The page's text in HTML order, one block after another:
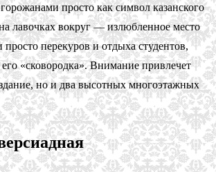
просто как символ казанского
лавочках вокруг — излюбленное место
просто перекуров и отдыха студентов,
«сковородка». Внимание привлечет
но и два высотных многоэтажных